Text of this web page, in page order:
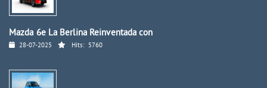
Mazda 6e La Berlina Reinventada con
28-07-2025 Hits: 5760